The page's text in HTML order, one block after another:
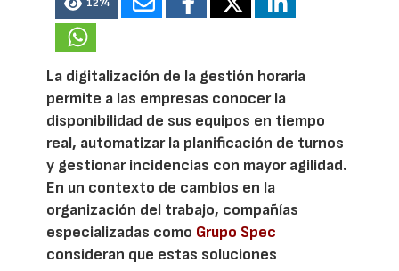
1274
La digitalización de la gestión horaria
permite a las empresas conocer la
disponibilidad de sus equipos en tiempo
real, automatizar la planificación de turnos
y gestionar incidencias con mayor agilidad.
En un contexto de cambios en la
organización del trabajo, compañías
especializadas como Grupo Spec
consideran que estas soluciones